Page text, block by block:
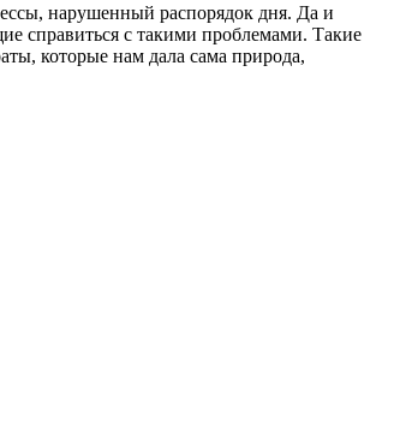
нарушенный распорядок дня. Да и
справиться с такими проблемами. Такие
которые нам дала сама природа,